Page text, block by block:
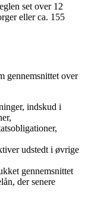
set over 12
eller ca. 155
gennemsnittet over
indskud i
udstedt i øvrige
gennemsnittet
der senere